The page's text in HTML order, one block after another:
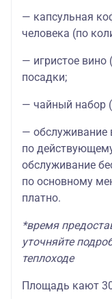
— капсульная
человека (по
— игристое вино
посадки;
— чайный набор
— обслуживание
по
обслуживание
по основному
платно.
*время
уточняйте
теплоходе
Площадь кают